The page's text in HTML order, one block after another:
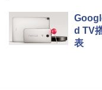
d TV
表